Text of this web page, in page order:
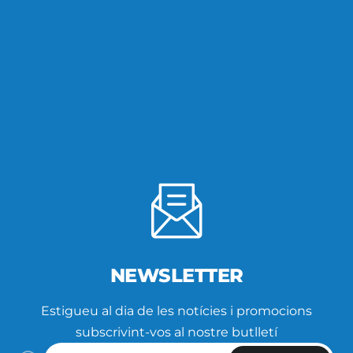
NEWSLETTER
Estigueu al dia de les notícies i promocions
subscrivint-vos al nostre butlletí
Introdueix